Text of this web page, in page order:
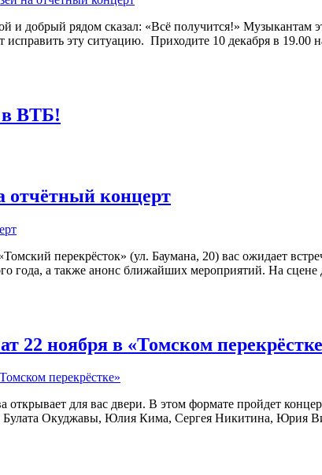
и добрый рядом сказал: «Всё получится!»
эту ситуацию. ⁣ Приходите 10 декабря в
в ВТБ!
отчётный концерт
перекрёсток» (ул. Баумана, 20) вас ожидает
года, а также анонс ближайших мероприятий. На
22 ноября в «Томском
открывает для вас двери. В этом формате пройдет
Булата Окуджавы, Юлия Кима, Сергея Никитина, Юрия